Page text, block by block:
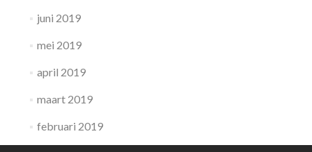
juni 2019
mei 2019
april 2019
maart 2019
februari 2019